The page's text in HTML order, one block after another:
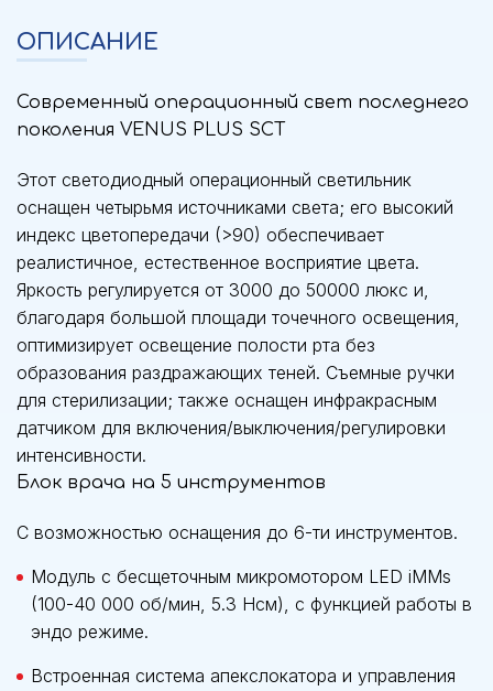
ОПИСАНИЕ
Современный операционный свет последнего
поколения VENUS PLUS SCT
Этот светодиодный операционный светильник
оснащен четырьмя источниками света; его высокий
индекс цветопередачи (>90) обеспечивает
реалистичное, естественное восприятие цвета.
Яркость регулируется от 3000 до 50000 люкс и,
благодаря большой площади точечного освещения,
оптимизирует освещение полости рта без
образования раздражающих теней. Съемные ручки
для стерилизации; также оснащен инфракрасным
датчиком для включения/выключения/регулировки
интенсивности.
Блок врача на 5 инструментов
С возможностью оснащения до 6-ти инструментов.
Модуль с бесщеточным микромотором LED iMMs
(100-40 000 об/мин, 5.3 Нсм), с функцией работы в
эндо режиме.
Встроенная система апекслокатора и управления